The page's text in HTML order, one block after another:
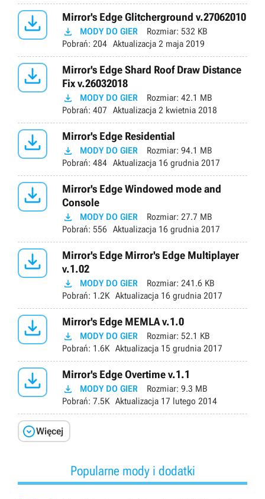
 Mirror's Edge Glitcherground v.27062010
 MODY DO GIER Rozmiar: 532 KB
Pobrań: 204 Aktualizacja 2 maja 2019

Mirror's Edge Shard Roof Draw Distance
Fix v.26032018
 MODY DO GIER Rozmiar: 42.1 MB
Pobrań: 407 Aktualizacja 2 kwietnia 2018
 Mirror's Edge Residential
 MODY DO GIER Rozmiar: 94.1 MB
Pobrań: 484 Aktualizacja 16 grudnia 2017

Mirror's Edge Windowed mode and
Console
 MODY DO GIER Rozmiar: 27.7 MB
Pobrań: 556 Aktualizacja 16 grudnia 2017

Mirror's Edge Mirror's Edge Multiplayer
v.1.02
 MODY DO GIER Rozmiar: 241.6 KB
Pobrań: 1.2K Aktualizacja 16 grudnia 2017
 Mirror's Edge MEMLA v.1.0
 MODY DO GIER Rozmiar: 52.1 KB
Pobrań: 1.6K Aktualizacja 15 grudnia 2017
 Mirror's Edge Overtime v.1.1
 MODY DO GIER Rozmiar: 9.3 MB
Pobrań: 7.5K Aktualizacja 17 lutego 2014
Więcej
Popularne mody i dodatki